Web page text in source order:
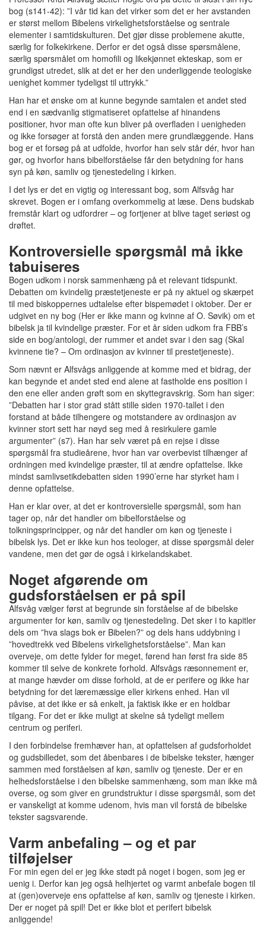
bog (s141-42): ”I vår tid kan det virker som det er her avstanden
er størst mellom Bibelens virkelighetsforståelse og sentrale
elementer i samtidskulturen. Det gjør disse problemene akutte,
særlig for folkekirkene. Derfor er det også disse spørsmålene,
særlig spørsmålet om homofili og likekjønnet ekteskap, som er
grundigst utredet, slik at det er her den underliggende teologiske
uenighet kommer tydeligst til uttrykk.”
Han har et ønske om at kunne begynde samtalen et andet sted
end i en sædvanlig stigmatiseret opfattelse af hinandens
positioner, hvor man ofte kun bliver på overfladen i uenigheden
og ikke forsøger at forstå den anden mere grundlæggende. Hans
bog er et forsøg på at udfolde, hvorfor han selv står dér, hvor han
gør, og hvorfor hans bibelforståelse får den betydning for hans
syn på køn, samliv og tjenestedeling i kirken.
I det lys er det en vigtig og interessant bog, som Alfsvåg har
skrevet. Bogen er i omfang overkommelig at læse. Dens budskab
fremstår klart og udfordrer – og fortjener at blive taget seriøst og
drøftet.
Kontroversielle spørgsmål må ikke
tabuiseres
Bogen udkom i norsk sammenhæng på et relevant tidspunkt.
Debatten om kvindelig præstetjeneste er på ny aktuel og skærpet
til med biskoppernes udtalelse efter bispemødet i oktober. Der er
udgivet en ny bog (Her er ikke mann og kvinne af O. Søvik) om et
bibelsk ja til kvindelige præster. For et år siden udkom fra FBB’s
side en bog/antologi, der rummer et andet svar i den sag (Skal
kvinnene tie? – Om ordinasjon av kvinner til prestetjeneste).
Som nævnt er Alfsvågs anliggende at komme med et bidrag, der
kan begynde et andet sted end alene at fastholde ens position i
den ene eller anden grøft som en skyttegravskrig. Som han siger:
”Debatten har i stor grad stått stille siden 1970-tallet i den
forstand at både tilhengere og motstandere av ordinasjon av
kvinner stort sett har nøyd seg med å resirkulere gamle
argumenter” (s7). Han har selv været på en rejse i disse
spørgsmål fra studieårene, hvor han var overbevist tilhænger af
ordningen med kvindelige præster, til at ændre opfattelse. Ikke
mindst samlivsetikdebatten siden 1990’erne har styrket ham i
denne opfattelse.
Han er klar over, at det er kontroversielle spørgsmål, som han
tager op, når det handler om bibelforståelse og
tolkningsprincipper, og når det handler om køn og tjeneste i
bibelsk lys. Det er ikke kun hos teologer, at disse spørgsmål deler
vandene, men det gør de også i kirkelandskabet.
Noget afgørende om
gudsforståelsen er på spil
Alfsvåg vælger først at begrunde sin forståelse af de bibelske
argumenter for køn, samliv og tjenestedeling. Det sker i to kapitler
dels om ”hva slags bok er Bibelen?” og dels hans uddybning i
”hovedtrekk ved Bibelens virkelighetsforståelse”. Man kan
overveje, om dette fylder for meget, førend han først fra side 85
kommer til selve de konkrete forhold. Alfsvågs ræsonnement er,
at mange hævder om disse forhold, at de er perifere og ikke har
betydning for det læremæssige eller kirkens enhed. Han vil
påvise, at det ikke er så enkelt, ja faktisk ikke er en holdbar
tilgang. For det er ikke muligt at skelne så tydeligt mellem
centrum og periferi.
I den forbindelse fremhæver han, at opfattelsen af gudsforholdet
og gudsbilledet, som det åbenbares i de bibelske tekster, hænger
sammen med forståelsen af køn, samliv og tjeneste. Der er en
helhedsforståelse i den bibelske sammenhæng, som man ikke må
overse, og som giver en grundstruktur i disse spørgsmål, som det
er vanskeligt at komme udenom, hvis man vil forstå de bibelske
tekster sagsvarende.
Varm anbefaling – og et par
tilføjelser
For min egen del er jeg ikke stødt på noget i bogen, som jeg er
uenig i. Derfor kan jeg også helhjertet og varmt anbefale bogen til
at (gen)overveje ens opfattelse af køn, samliv og tjeneste i kirken.
Der er noget på spil! Det er ikke blot et perifert bibelsk
anliggende!